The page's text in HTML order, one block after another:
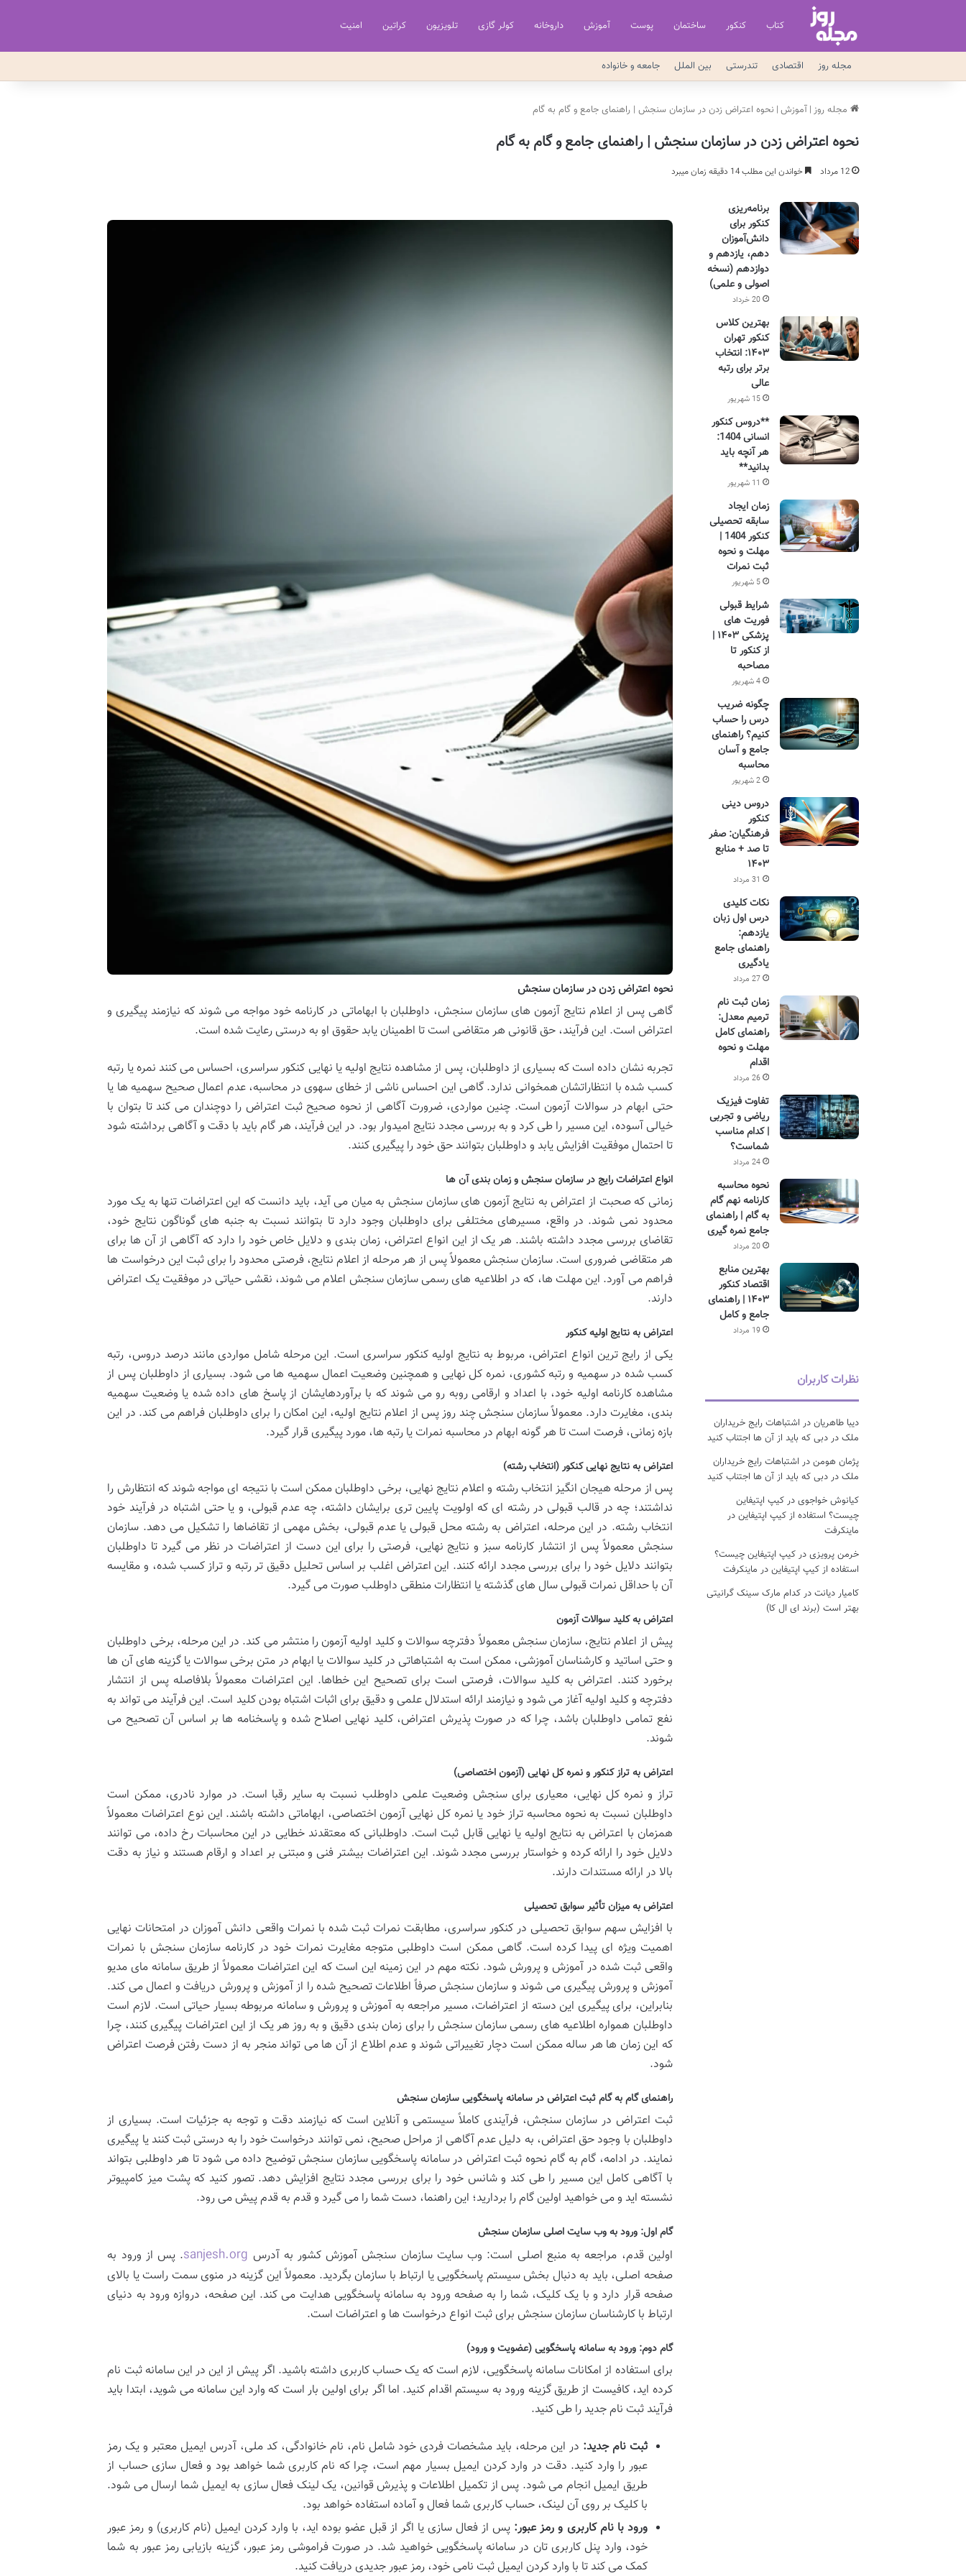
کتاب کنکور ساختمان پوست آموزش داروخانه کولر گازی تلویزیون کراتین امنیت
مجله روز اقتصادی تندرستی بین الملل جامعه و خانواده
مجله روز | آموزش | نحوه اعتراض زدن در سازمان سنجش | راهنمای جامع و گام به گام
نحوه اعتراض زدن در سازمان سنجش | راهنمای جامع و گام به گام
12 مرداد خواندن این مطلب 14 دقیقه زمان میبرد
نحوه اعتراض زدن در سازمان سنجش
گاهی پس از اعلام نتایج آزمون های سازمان سنجش، داوطلبان با ابهاماتی در کارنامه خود مواجه می شوند که نیازمند پیگیری و
اعتراض است. این فرآیند، حق قانونی هر متقاضی است تا اطمینان یابد حقوق او به درستی رعایت شده است.
تجربه نشان داده است که بسیاری از داوطلبان، پس از مشاهده نتایج اولیه یا نهایی کنکور سراسری، احساس می کنند نمره یا رتبه
کسب شده با انتظاراتشان همخوانی ندارد. گاهی این احساس ناشی از خطای سهوی در محاسبه، عدم اعمال صحیح سهمیه ها یا
حتی ابهام در سوالات آزمون است. چنین مواردی، ضرورت آگاهی از نحوه صحیح ثبت اعتراض را دوچندان می کند تا بتوان با
خیالی آسوده، این مسیر را طی کرد و به بررسی مجدد نتایج امیدوار بود. در این فرآیند، هر گام باید با دقت و آگاهی برداشته شود
تا احتمال موفقیت افزایش یابد و داوطلبان بتوانند حق خود را پیگیری کنند.
انواع اعتراضات رایج در سازمان سنجش و زمان بندی آن ها
زمانی که صحبت از اعتراض به نتایج آزمون های سازمان سنجش به میان می آید، باید دانست که این اعتراضات تنها به یک مورد
محدود نمی شوند. در واقع، مسیرهای مختلفی برای داوطلبان وجود دارد تا بتوانند نسبت به جنبه های گوناگون نتایج خود،
تقاضای بررسی مجدد داشته باشند. هر یک از این انواع اعتراض، زمان بندی و دلایل خاص خود را دارد که آگاهی از آن ها برای
هر متقاضی ضروری است. سازمان سنجش معمولاً پس از هر مرحله از اعلام نتایج، فرصتی محدود را برای ثبت این درخواست ها
فراهم می آورد. این مهلت ها، که در اطلاعیه های رسمی سازمان سنجش اعلام می شوند، نقشی حیاتی در موفقیت یک اعتراض
دارند.
اعتراض به نتایج اولیه کنکور
یکی از رایج ترین انواع اعتراض، مربوط به نتایج اولیه کنکور سراسری است. این مرحله شامل مواردی مانند درصد دروس، رتبه
کسب شده در سهمیه و رتبه کشوری، نمره کل نهایی و همچنین وضعیت اعمال سهمیه ها می شود. بسیاری از داوطلبان پس از
مشاهده کارنامه اولیه خود، با اعداد و ارقامی روبه رو می شوند که با برآوردهایشان از پاسخ های داده شده یا وضعیت سهمیه
بندی، مغایرت دارد. معمولاً سازمان سنجش چند روز پس از اعلام نتایج اولیه، این امکان را برای داوطلبان فراهم می کند. در این
بازه زمانی، فرصت است تا هر گونه ابهام در محاسبه نمرات یا رتبه ها، مورد پیگیری قرار گیرد.
اعتراض به نتایج نهایی کنکور (انتخاب رشته)
پس از مرحله هیجان انگیز انتخاب رشته و اعلام نتایج نهایی، برخی داوطلبان ممکن است با نتیجه ای مواجه شوند که انتظارش را
نداشتند؛ چه در قالب قبولی در رشته ای که اولویت پایین تری برایشان داشته، چه عدم قبولی، و یا حتی اشتباه در فرآیند خود
انتخاب رشته. در این مرحله، اعتراض به رشته محل قبولی یا عدم قبولی، بخش مهمی از تقاضاها را تشکیل می دهد. سازمان
سنجش معمولاً پس از انتشار کارنامه سبز و نتایج نهایی، فرصتی را برای این دست از اعتراضات در نظر می گیرد تا داوطلبان
بتوانند دلایل خود را برای بررسی مجدد ارائه کنند. این اعتراض اغلب بر اساس تحلیل دقیق تر رتبه و تراز کسب شده، و مقایسه
آن با حداقل نمرات قبولی سال های گذشته یا انتظارات منطقی داوطلب صورت می گیرد.
اعتراض به کلید سوالات آزمون
پیش از اعلام نتایج، سازمان سنجش معمولاً دفترچه سوالات و کلید اولیه آزمون را منتشر می کند. در این مرحله، برخی داوطلبان
و حتی اساتید و کارشناسان آموزشی، ممکن است به اشتباهاتی در کلید سوالات یا ابهام در متن برخی سوالات یا گزینه های آن ها
برخورد کنند. اعتراض به کلید سوالات، فرصتی است برای تصحیح این خطاها. این اعتراضات معمولاً بلافاصله پس از انتشار
دفترچه و کلید اولیه آغاز می شود و نیازمند ارائه استدلال علمی و دقیق برای اثبات اشتباه بودن کلید است. این فرآیند می تواند به
نفع تمامی داوطلبان باشد، چرا که در صورت پذیرش اعتراض، کلید نهایی اصلاح شده و پاسخنامه ها بر اساس آن تصحیح می
شوند.
اعتراض به تراز کنکور و نمره کل نهایی (آزمون اختصاصی)
تراز و نمره کل نهایی، معیاری برای سنجش وضعیت علمی داوطلب نسبت به سایر رقبا است. در موارد نادری، ممکن است
داوطلبان نسبت به نحوه محاسبه تراز خود یا نمره کل نهایی آزمون اختصاصی، ابهاماتی داشته باشند. این نوع اعتراضات معمولاً
همزمان با اعتراض به نتایج اولیه یا نهایی قابل ثبت است. داوطلبانی که معتقدند خطایی در این محاسبات رخ داده، می توانند
دلایل خود را ارائه کرده و خواستار بررسی مجدد شوند. این اعتراضات بیشتر فنی و مبتنی بر اعداد و ارقام هستند و نیاز به دقت
بالا در ارائه مستندات دارند.
اعتراض به میزان تأثیر سوابق تحصیلی
با افزایش سهم سوابق تحصیلی در کنکور سراسری، مطابقت نمرات ثبت شده با نمرات واقعی دانش آموزان در امتحانات نهایی
اهمیت ویژه ای پیدا کرده است. گاهی ممکن است داوطلبی متوجه مغایرت نمرات خود در کارنامه سازمان سنجش با نمرات
واقعی ثبت شده در آموزش و پرورش شود. نکته مهم در این زمینه این است که این اعتراضات معمولاً از طریق سامانه مای مدیو
آموزش و پرورش پیگیری می شوند و سازمان سنجش صرفاً اطلاعات تصحیح شده را از آموزش و پرورش دریافت و اعمال می کند.
بنابراین، برای پیگیری این دسته از اعتراضات، مسیر مراجعه به آموزش و پرورش و سامانه مربوطه بسیار حیاتی است. لازم است
داوطلبان همواره اطلاعیه های رسمی سازمان سنجش را برای زمان بندی دقیق و به روز هر یک از این اعتراضات پیگیری کنند، چرا
که این زمان ها هر ساله ممکن است دچار تغییراتی شوند و عدم اطلاع از آن ها می تواند منجر به از دست رفتن فرصت اعتراض
شود.
راهنمای گام به گام ثبت اعتراض در سامانه پاسخگویی سازمان سنجش
ثبت اعتراض در سازمان سنجش، فرآیندی کاملاً سیستمی و آنلاین است که نیازمند دقت و توجه به جزئیات است. بسیاری از
داوطلبان با وجود حق اعتراض، به دلیل عدم آگاهی از مراحل صحیح، نمی توانند درخواست خود را به درستی ثبت کنند یا پیگیری
نمایند. در ادامه، گام به گام نحوه ثبت اعتراض در سامانه پاسخگویی سازمان سنجش توضیح داده می شود تا هر داوطلبی بتواند
با آگاهی کامل این مسیر را طی کند و شانس خود را برای بررسی مجدد نتایج افزایش دهد. تصور کنید که پشت میز کامپیوتر
نشسته اید و می خواهید اولین گام را بردارید؛ این راهنما، دست شما را می گیرد و قدم به قدم پیش می رود.
گام اول: ورود به وب سایت اصلی سازمان سنجش
اولین قدم، مراجعه به منبع اصلی است: وب سایت سازمان سنجش آموزش کشور به آدرس sanjesh.org. پس از ورود به
صفحه اصلی، باید به دنبال بخش سیستم پاسخگویی یا ارتباط با سازمان بگردید. معمولاً این گزینه در منوی سمت راست یا بالای
صفحه قرار دارد و با یک کلیک، شما را به صفحه ورود به سامانه پاسخگویی هدایت می کند. این صفحه، دروازه ورود به دنیای
ارتباط با کارشناسان سازمان سنجش برای ثبت انواع درخواست ها و اعتراضات است.
گام دوم: ورود به سامانه پاسخگویی (عضویت و ورود)
برای استفاده از امکانات سامانه پاسخگویی، لازم است که یک حساب کاربری داشته باشید. اگر پیش از این در این سامانه ثبت نام
کرده اید، کافیست از طریق گزینه ورود به سیستم اقدام کنید. اما اگر برای اولین بار است که وارد این سامانه می شوید، ابتدا باید
فرآیند ثبت نام جدید را طی کنید.
ثبت نام جدید: در این مرحله، باید مشخصات فردی خود شامل نام، نام خانوادگی، کد ملی، آدرس ایمیل معتبر و یک رمز
عبور را وارد کنید. دقت در وارد کردن ایمیل بسیار مهم است، چرا که نام کاربری شما خواهد بود و فعال سازی حساب از
طریق ایمیل انجام می شود. پس از تکمیل اطلاعات و پذیرش قوانین، یک لینک فعال سازی به ایمیل شما ارسال می شود.
با کلیک بر روی آن لینک، حساب کاربری شما فعال و آماده استفاده خواهد بود.
ورود با نام کاربری و رمز عبور: پس از فعال سازی یا اگر از قبل عضو بوده اید، با وارد کردن ایمیل (نام کاربری) و رمز عبور
خود، وارد پنل کاربری تان در سامانه پاسخگویی خواهید شد. در صورت فراموشی رمز عبور، گزینه بازیابی رمز عبور به شما
کمک می کند تا با وارد کردن ایمیل ثبت نامی خود، رمز عبور جدیدی دریافت کنید.
برنامه‌ریزی
کنکور برای
دانش‌آموزان
دهم، یازدهم و
دوازدهم (نسخه
اصولی و علمی)
20 خرداد
بهترین کلاس
کنکور تهران
۱۴۰۳: انتخاب
برتر برای رتبه
عالی
15 شهریور
**دروس کنکور
انسانی 1404:
هر آنچه باید
بدانید**
11 شهریور
زمان ایجاد
سابقه تحصیلی
کنکور 1404 |
مهلت و نحوه
ثبت نمرات
5 شهریور
شرایط قبولی
فوریت های
پزشکی ۱۴۰۳ |
از کنکور تا
مصاحبه
4 شهریور
چگونه ضریب
درس را حساب
کنیم؟ راهنمای
جامع و آسان
محاسبه
2 شهریور
دروس دینی
کنکور
فرهنگیان: صفر
تا صد + منابع
۱۴۰۳
31 مرداد
نکات کلیدی
درس اول زبان
یازدهم:
راهنمای جامع
یادگیری
27 مرداد
زمان ثبت نام
ترمیم معدل:
راهنمای کامل
مهلت و نحوه
اقدام
26 مرداد
تفاوت فیزیک
ریاضی و تجربی
| کدام مناسب
شماست؟
24 مرداد
نحوه محاسبه
کارنامه نهم گام
به گام | راهنمای
جامع نمره گیری
20 مرداد
بهترین منابع
اقتصاد کنکور
۱۴۰۳ | راهنمای
جامع و کامل
19 مرداد
نظرات کاربران
دیبا طاهریان در اشتباهات رایج خریداران
ملک در دبی که باید از آن ها اجتناب کنید
پژمان هومن در اشتباهات رایج خریداران
ملک در دبی که باید از آن ها اجتناب کنید
کیانوش خواجوی درکیپ اپتیفاین
چیست؟ استفاده از کیپ اپتیفاین در
ماینکرفت
خرمن پرویزی درکیپ اپتیفاین چیست؟
استفاده از کیپ اپتیفاین در ماینکرفت
کامیار دیانت درکدام مارک سینک گرانیتی
بهتر است (برند ای ال کا)